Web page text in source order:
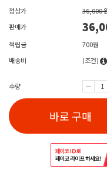
정상가
36,000
판매가
적립금
700원
배송비
(조건)
수량
바로 구매